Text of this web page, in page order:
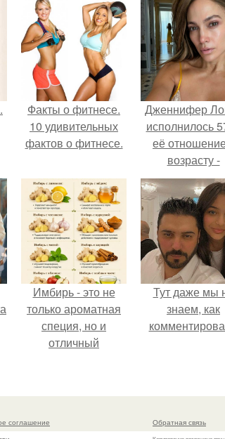
Факты о фитнесе.
10 удивительных
фактов о фитнесе.
Дженнифер
исполнилось
её
возрасту -
настоящий
манифест
уверенности:
говорите,
отлично
для 57.
Имбирь - это не
только ароматная
специя, но и
отличный
и блюд.
Тут даже мы
знаем, как
соглашение
Обратная связь